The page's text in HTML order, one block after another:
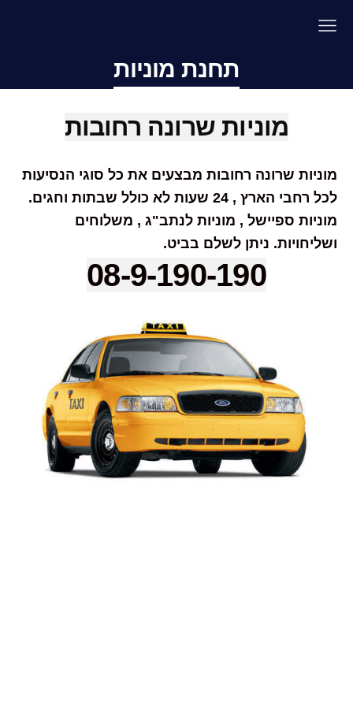
תחנת מוניות
מוניות שרונה רחובות
מוניות שרונה רחובות מבצעים את כל סוגי הנסיעות
לכל רחבי הארץ , 24 שעות לא כולל שבתות וחגים.
מוניות ספיישל , מוניות לנתב"ג , משלוחים
ושליחויות. ניתן לשלם בביט.
08-9-190-190